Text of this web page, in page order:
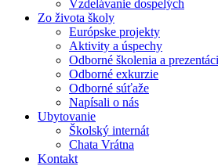
Vzdelávanie dospelých
Zo života školy
Európske projekty
Aktivity a úspechy
Odborné školenia a
Odborné exkurzie
Odborné súťaže
Napísali o nás
Ubytovanie
Školský internát
Chata Vrátna
Kontakt